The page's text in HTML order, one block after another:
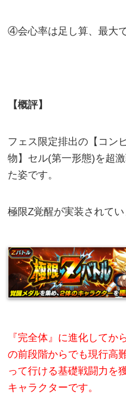
④会心率は足し算、最大
【概評】
フェス限定排出の【コン
物】セル(第一形態)を超
た姿です。
極限Z覚醒が実装されてい
『完全体』に進化してか
の前段階からでも現行高
って行ける基礎戦闘力を
キャラクターです。